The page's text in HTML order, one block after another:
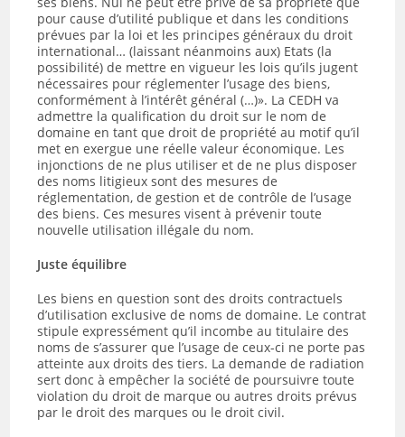
pour cause d’utilité publique et dans les conditions
prévues par la loi et les principes généraux du droit
international… (laissant néanmoins aux) Etats (la
possibilité) de mettre en vigueur les lois qu’ils jugent
nécessaires pour réglementer l’usage des biens,
conformément à l’intérêt général (…)». La CEDH va
admettre la qualification du droit sur le nom de
domaine en tant que droit de propriété au motif qu’il
met en exergue une réelle valeur économique. Les
injonctions de ne plus utiliser et de ne plus disposer
des noms litigieux sont des mesures de
réglementation, de gestion et de contrôle de l’usage
des biens. Ces mesures visent à prévenir toute
nouvelle utilisation illégale du nom.
Juste équilibre
Les biens en question sont des droits contractuels
d’utilisation exclusive de noms de domaine. Le contrat
stipule expressément qu’il incombe au titulaire des
noms de s’assurer que l’usage de ceux-ci ne porte pas
atteinte aux droits des tiers. La demande de radiation
sert donc à empêcher la société de poursuivre toute
violation du droit de marque ou autres droits prévus
par le droit des marques ou le droit civil.